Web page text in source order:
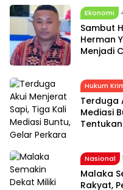
Ekonomi
Sambut
Herman
Menjadi
Hukum
Terduga
Mediasi
Nasional
Malaka
Rakyat,